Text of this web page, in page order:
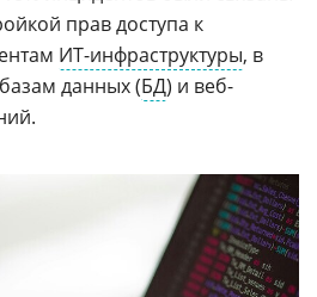
прав доступа к
ИТ-инфраструктуры, в
данных (БД) и веб-